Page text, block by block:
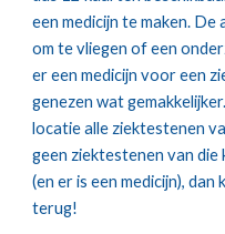
een medicijn te maken.
om te vliegen of een
er een medicijn voor een
genezen wat
locatie alle ziektestenen
geen ziektestenen van die
(en er is een medicijn),
terug!